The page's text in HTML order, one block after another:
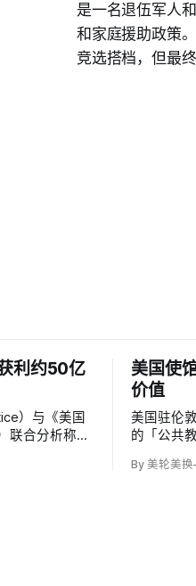
是一名退伍军人
和家庭援助政策
竞选搭档，但最
利约50亿
）与《美国
联合分析称，
元，其中数
美国使
价值
美国驻伦
的「公共
有限政府
By 美轮美换